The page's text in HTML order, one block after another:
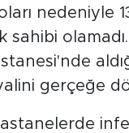
nedeniyle
sahibi
gerçeğe